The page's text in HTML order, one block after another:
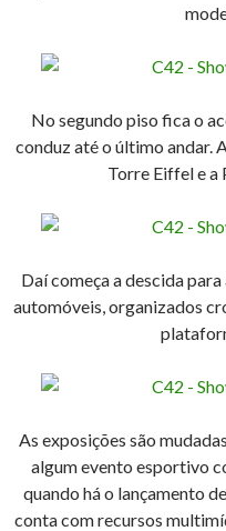
No segundo piso fica o
conduz até o último andar.
Torre Eiffel e a
Daí começa a descida
automóveis, organizados
As exposições são
algum evento esportivo
quando há o lançamento
conta com recursos